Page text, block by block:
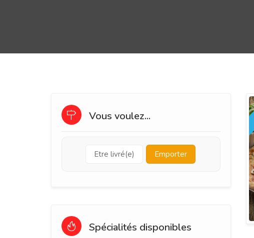
Vous voulez...
Etre livré(e) Emporter
Spécialités disponibles